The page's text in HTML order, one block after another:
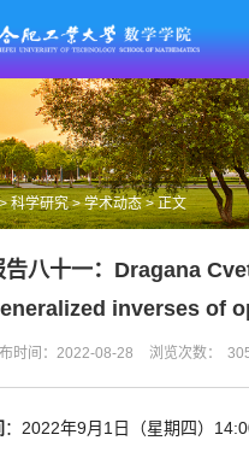
科学研究>学术动态> 正文
告八十一：Dragana
inverses of
时间：2022-08-28 浏览次数：
： 2022年9月 1 日（星期四）